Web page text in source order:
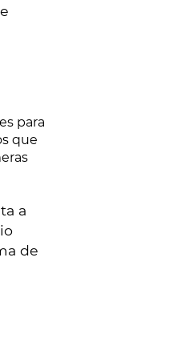
para
que
a
de